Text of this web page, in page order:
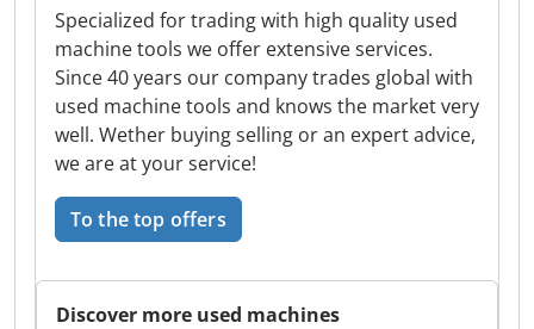
Specialized for trading with high quality used
machine tools we offer extensive services.
Since 40 years our company trades global with
used machine tools and knows the market very
well. Wether buying selling or an expert advice,
we are at your service!
To the top offers
Discover more used machines